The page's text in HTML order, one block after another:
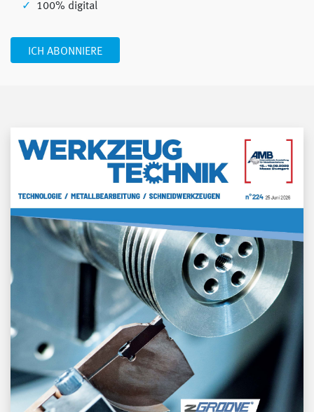
100% digital
ICH ABONNIERE